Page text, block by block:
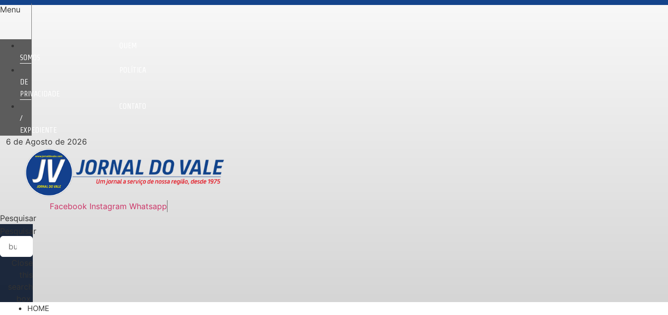
Ir
conteúdo
Menu
SOMOS
DE
PRIVACIDADE
/
EXPEDIENTE
6 de Agosto de 2026
Facebook Instagram Whatsapp
Pesquisar
Pesquisar
Close
this
search
box.
HOME